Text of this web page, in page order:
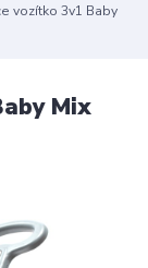
vozítko 3v1 Baby
Mix